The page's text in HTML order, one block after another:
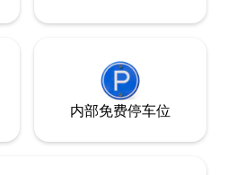
内部免费停车位